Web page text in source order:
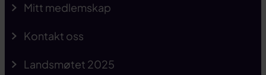
Mitt medlemskap
Kontakt oss
Landsmøtet 2025